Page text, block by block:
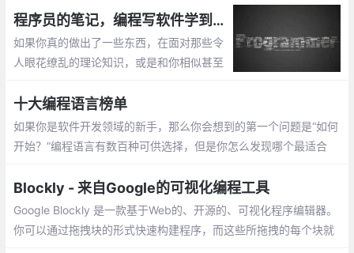
sual Studio Code，简称VS code
程序员的笔记，编程写软件学到的 7 件事
如果你真的做出了一些东西，在面对那些令
人眼花缭乱的理论知识，或是和你相似甚至
天结束之时，正是那些在战壕中的开发者
——构建、测试和开发了代码的人，真正做
了事情。
十大编程语言榜单
如果你是软件开发领域的新手，那么你会想到的第一个问题是“如何
开始？”编程语言有数百种可供选择，但是你怎么发现哪个最适合
最简单方法之一，是通过市场反响、技术趋势的发展…
Blockly - 来自Google的可视化编程工具
Google Blockly 是一款基于Web的、开源的、可视化程序编辑器。
你可以通过拖拽块的形式快速构建程序，而这些所拖拽的每个块就